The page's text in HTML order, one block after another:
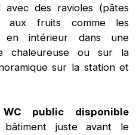
des ravioles (pâtes
aux fruits comme les
en intérieur dans une
chaleureuse ou sur la
sur la station et
WC public disponible
juste avant le